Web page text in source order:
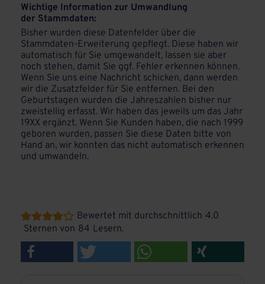
Wichtige Information zur Umwandlung
der Stammdaten:
Bisher wurden diese Datenfelder über die
Stammdaten-Erweiterung gepflegt. Diese haben wir
automatisch für Sie umgewandelt, lassen sie aber
noch stehen, damit Sie ggf. Fehler erkennen können.
Wenn Sie uns eine Nachricht schicken, dann werden
wir die Zusatzfelder für Sie entfernen. Bei den
Geburtstagen wurden die Jahreszahlen bisher nur
zweistellig erfasst. Wir haben das jeweils um das Jahr
19XX ergänzt. Wenn Sie Kunden haben, die nach 1999
geboren wurden, passen Sie diese Daten bitte von
Hand an, wir konnten das nicht automatisch erkennen
und umwandeln.
 Bewertet mit durchschnittlich 4.0
Sternen von 84 Lesern.